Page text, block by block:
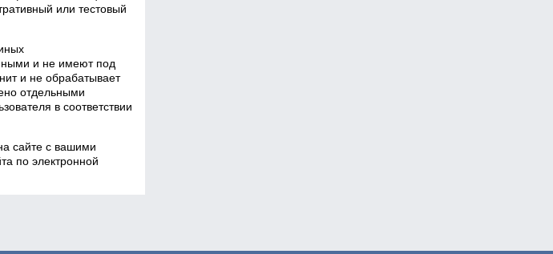
или тестовый
и не имеют под
и не обрабатывает
отдельными
в соответствии
сайте с вашими
по электронной